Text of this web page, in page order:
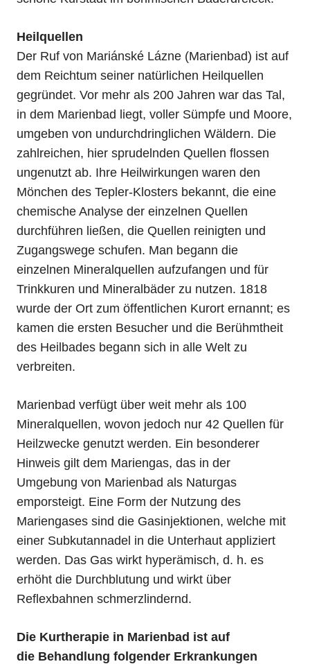
Heilquellen
Der Ruf von Mariánské Lázne (Marienbad) ist auf
dem Reichtum seiner natürlichen Heilquellen
gegründet. Vor mehr als 200 Jahren war das Tal,
in dem Marienbad liegt, voller Sümpfe und Moore,
umgeben von undurchdringlichen Wäldern. Die
zahlreichen, hier sprudelnden Quellen flossen
ungenutzt ab. Ihre Heilwirkungen waren den
Mönchen des Tepler-Klosters bekannt, die eine
chemische Analyse der einzelnen Quellen
durchführen ließen, die Quellen reinigten und
Zugangswege schufen. Man begann die
einzelnen Mineralquellen aufzufangen und für
Trinkkuren und Mineralbäder zu nutzen. 1818
wurde der Ort zum öffentlichen Kurort ernannt; es
kamen die ersten Besucher und die Berühmtheit
des Heilbades begann sich in alle Welt zu
verbreiten.
Marienbad verfügt über weit mehr als 100
Mineralquellen, wovon jedoch nur 42 Quellen für
Heilzwecke genutzt werden. Ein besonderer
Hinweis gilt dem Mariengas, das in der
Umgebung von Marienbad als Naturgas
emporsteigt. Eine Form der Nutzung des
Mariengases sind die Gasinjektionen, welche mit
einer Subkutannadel in die Unterhaut appliziert
werden. Das Gas wirkt hyperämisch, d. h. es
erhöht die Durchblutung und wirkt über
Reflexbahnen schmerzlindernd.
Die Kurtherapie in Marienbad ist auf
die Behandlung folgender Erkrankungen